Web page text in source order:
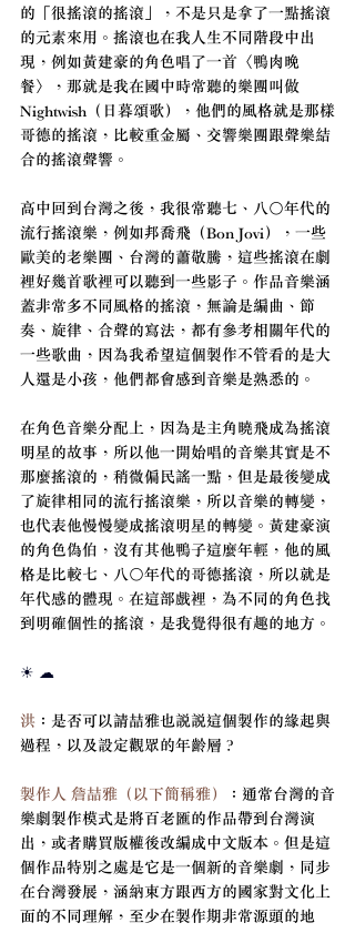
的「很搖滾的搖滾」，不是只是拿了一點搖滾
的元素來用。搖滾也在我人生不同階段中出
現，例如黃建豪的角色唱了一首〈鴨肉晚
餐〉，那就是我在國中時常聽的樂團叫做
Nightwish（日暮頌歌），他們的風格就是那樣
哥德的搖滾，比較重金屬、交響樂團跟聲樂結
合的搖滾聲響。
高中回到台灣之後，我很常聽七、八〇年代的
流行搖滾樂，例如邦喬飛（Bon Jovi），一些
歐美的老樂團、台灣的蕭敬騰，這些搖滾在劇
裡好幾首歌裡可以聽到一些影子。作品音樂涵
蓋非常多不同風格的搖滾，無論是編曲、節
奏、旋律、合聲的寫法，都有參考相關年代的
一些歌曲，因為我希望這個製作不管看的是大
人還是小孩，他們都會感到音樂是熟悉的。
在角色音樂分配上，因為是主角曉飛成為搖滾
明星的故事，所以他一開始唱的音樂其實是不
那麼搖滾的，稍微偏民謠一點，但是最後變成
了旋律相同的流行搖滾樂，所以音樂的轉變，
也代表他慢慢變成搖滾明星的轉變。黃建豪演
的角色偽伯，沒有其他鴨子這麼年輕，他的風
格是比較七、八〇年代的哥德搖滾，所以就是
年代感的體現。在這部戲裡，為不同的角色找
到明確個性的搖滾，是我覺得很有趣的地方。
☀ ☁
洪 ：是否可以請喆雅也說說這個製作的緣起與
過程，以及設定觀眾的年齡層？
製作人 詹喆雅（以下簡稱雅）
：通常台灣的音
樂劇製作模式是將百老匯的作品帶到台灣演
出，或者購買版權後改編成中文版本。但是這
個作品特別之處是它是一個新的音樂劇，同步
在台灣發展，涵納東方跟西方的國家對文化上
面的不同理解，至少在製作期非常源頭的地